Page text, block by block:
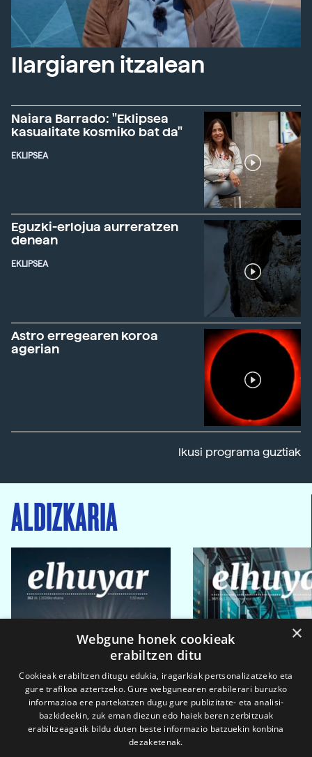
Ilargiaren itzalean
Naiara Barrado: "Eklipsea
kasualitate kosmiko bat da"
EKLIPSEA
Eguzki-erlojua aurreratzen
denean
EKLIPSEA
Astro erregearen koroa
agerian
Ikusi programa guztiak
ALDIZKARIA
×
Webgune honek cookieak
erabiltzen ditu
Cookieak erabiltzen ditugu edukia, iragarkiak pertsonalizatzeko eta
gure trafikoa aztertzeko. Gure webgunearen erabilerari buruzko
informazioa ere partekatzen dugu gure publizitate- eta analisi-
bazkideekin, zuk eman diezun edo haiek beren zerbitzuak
erabiltzeagatik bildu duten beste informazio batzuekin konbina
dezaketenak.